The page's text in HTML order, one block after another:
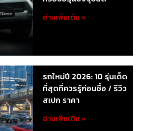
อ่านเพิ่มเติม »
รถใหม่ปี 2026: 10 รุ่นเด็ด
ที่สุดที่ควรรู้ก่อนซื้อ / รีวิว
สเปก ราคา
อ่านเพิ่มเติม »